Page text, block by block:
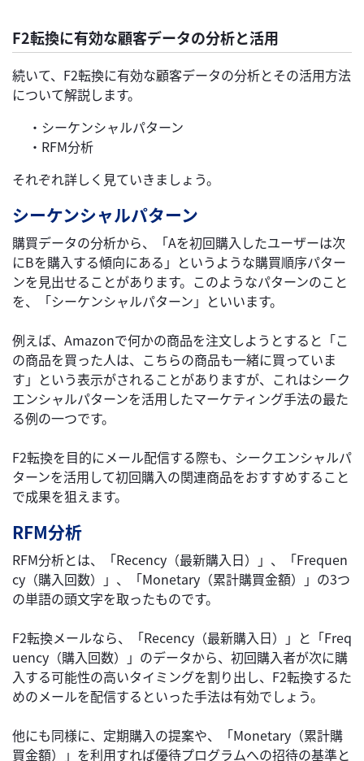
F2転換に有効な顧客データの分析と活用
続いて、F2転換に有効な顧客データの分析とその活用方法
について解説します。
・シーケンシャルパターン
・RFM分析
それぞれ詳しく見ていきましょう。
シーケンシャルパターン
購買データの分析から、「Aを初回購入したユーザーは次
にBを購入する傾向にある」というような購買順序パター
ンを見出せることがあります。このようなパターンのこと
を、「シーケンシャルパターン」といいます。
例えば、Amazonで何かの商品を注文しようとすると「こ
の商品を買った人は、こちらの商品も一緒に買っていま
す」という表示がされることがありますが、これはシーク
エンシャルパターンを活用したマーケティング手法の最た
る例の一つです。
F2転換を目的にメール配信する際も、シークエンシャルパ
ターンを活用して初回購入の関連商品をおすすめすること
で成果を狙えます。
RFM分析
RFM分析とは、「Recency（最新購入日）」、「Frequen
cy（購入回数）」、「Monetary（累計購買金額）」の3つ
の単語の頭文字を取ったものです。
F2転換メールなら、「Recency（最新購入日）」と「Freq
uency（購入回数）」のデータから、初回購入者が次に購
入する可能性の高いタイミングを割り出し、F2転換するた
めのメールを配信するといった手法は有効でしょう。
他にも同様に、定期購入の提案や、「Monetary（累計購
買金額）」を利用すれば優待プログラムへの招待の基準と